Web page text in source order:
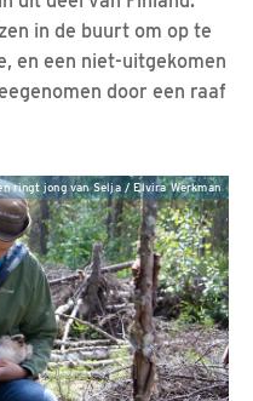
in de buurt om op te
en een niet-uitgekomen
door een raaf
ringt jong van Selja / Elvira Werkman